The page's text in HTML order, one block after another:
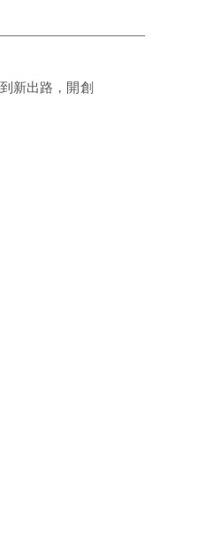
新出路，開創